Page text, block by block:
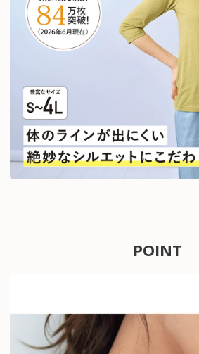
POINT